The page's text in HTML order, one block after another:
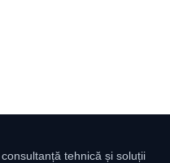
tehnică și soluții